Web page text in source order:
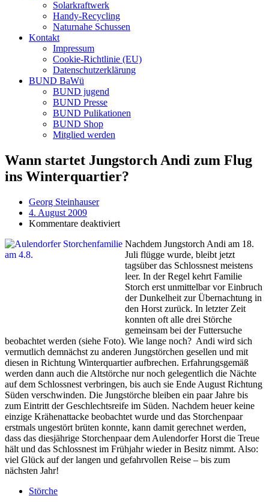
Solarkraftwerk
Handy-Recycling
Naturnahe Schussen
Kontakt
Impressum
Cookie-Richtlinie (EU)
Datenschutzerklärung
BUND BaWü
BUND jugend
BUND Presse
BUND Pulikationen
BUND Shop
Mitglied werden
Wann startet Jungstorch Andi zum Flug
ins Winterquartier?
Georg Steinhauser
4. August 2009
Kommentare deaktiviertfür
startet
Jungstorch
Andi
zum
Flug
ins
Winterquartier?
Nachdem Jungstorch Andi am 18.
Juli flügge wurde, bleibt jetzt
tagsüber das Schlossnest meistens
leer. In der Regel kehrt Familie
Storch erst unmittelbar vor Einbruch
der Dunkelheit zur Übernachtung in
den Horst zurück. In letzter Zeit
konnten oft alle drei Störche
gemeinsam bei der Futtersuche
beobachtet werden (siehe Foto). Wie lange noch? Andi wird sich
vermutlich demnächst zu anderen Jungstörchen gesellen und mit
diesen in Richtung Winterquartier aufbrechen. Erfahrungsgemäß
werden dann auch die Altstörche nur noch gelegentlich die Nächte
auf dem Schlossnest verbringen, bis auch sie Ende August Richtung
Süden verschwinden. Die Jungstörche bleiben ein paar Jahre bis
zum Eintritt der Geschlechtsreife im Süden. Nachdem heuer keine
einzige Krähenattacke beobachtet wurde und das Storchenpaar
erstmals ungestört brüten konnte, kann damit gerechnet werden,
dass das diesjährige Storchenpaar dem Aulendorfer Horst die Treue
hält und das Schlossnest im Frühjahr wieder in Besitz nimmt. Also:
viel Glück auf der langen und gefahrvollen Reise – bis zum
nächsten Jahr!
Störche